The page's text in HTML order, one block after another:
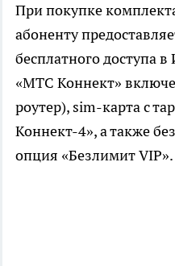
При покупке
абоненту
бесплатного доступа
«МТС Коннект»
роутер), sim-карта с
Коннект-4», а также
опция «Безлимит VIP».